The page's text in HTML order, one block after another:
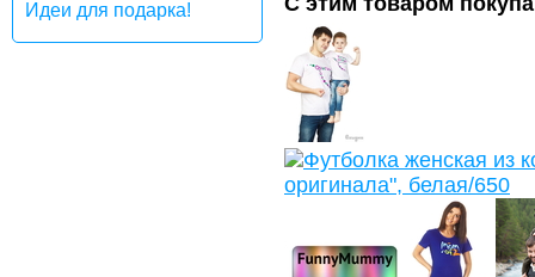
Идеи для подарка!